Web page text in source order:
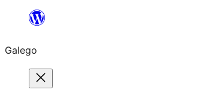
Saltar
contido
Galego